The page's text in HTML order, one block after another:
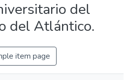
del
del Atlántico.
item page